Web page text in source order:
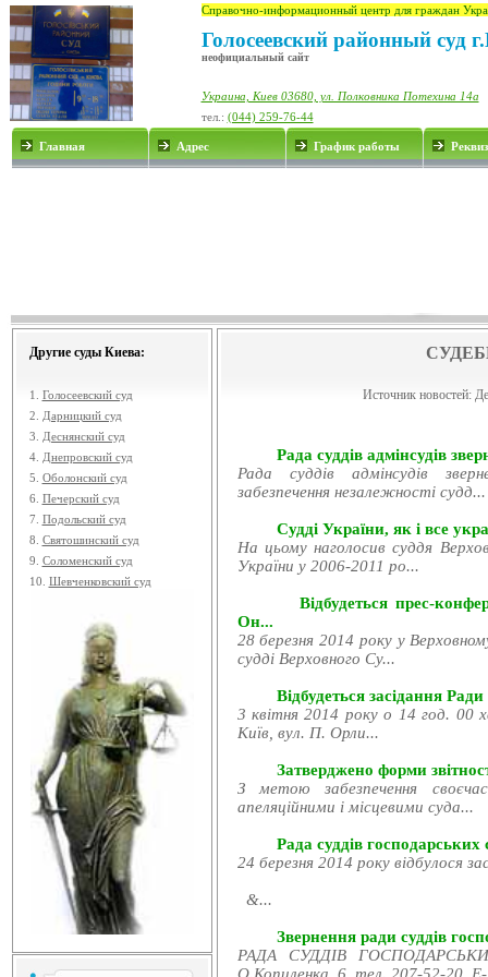
Справочно-информационный центр для граждан
Голосеевский районный суд
неофициальный сайт
Украина, Киев 03680, ул. Полковника Потехина 14а
тел.: (044) 259-76-44
Главная Адрес График работы
Другие суды Киева:
1. Голосеевский суд
2.
Дарницкий суд
3.
Деснянский суд
4. Днепровский суд
5. Оболонский суд
6. Печерский суд
7. Подольский суд
8. Святошинский суд
9. Соломенский суд
10. Шевченковский суд
Источник новостей:
Рада суддів адмінсудів
Рада суддів адмінсудів
забезпечення незалежності судд...
Судді України, як і все
На цьому наголосив суддя
України у 2006-2011 ро...
Відбудеться прес-
Он...
28 березня 2014 року у
судді Верховного Су...
Відбудеться засідання
3 квітня 2014 року о 14 год. 00
Київ, вул. П. Орли...
Затверджено форми
З метою забезпечення
апеляційними і місцевими суда...
Рада суддів господарських
24 березня 2014 року відбулося
&...
Звернення ради суддів
РАДА СУДДІВ